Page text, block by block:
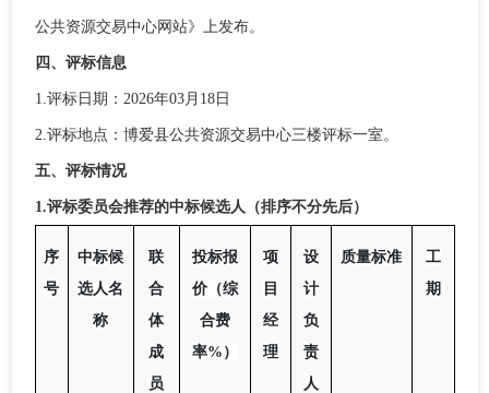
公共资源交易中心网站》上发布。
四 、评标信息
1.评标日期： 2026年03月 18日
2.评标地点： 博爱县公共资源交易中心三楼评标一室。
五、 评标情况
1.评标委员会推荐的中标候选人（排序不分先后）
序
号
中标候
选人名
称
联
合
体
成
员
投标报
价（综
合费
率%）
项
目
经
理
设
计
负
责
人
质量标准
工
期